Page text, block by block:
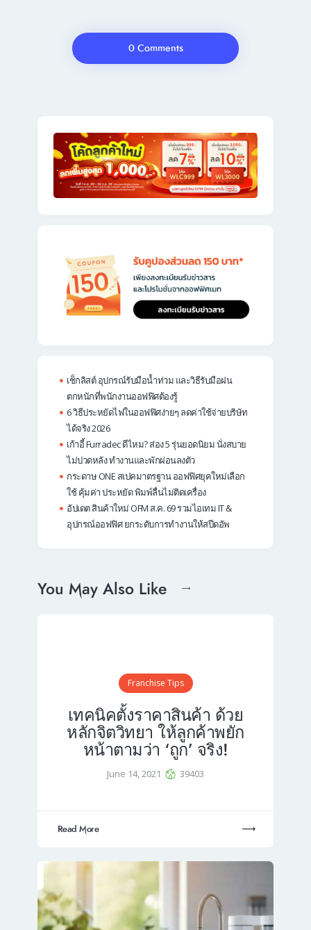
0 Comments
เช็กลิสต์ อุปกรณ์รับมือน้ำท่วม และวิธีรับมือฝน
ตกหนักที่พนักงานออฟฟิศต้องรู้
6 วิธีประหยัดไฟในออฟฟิศง่ายๆ ลดค่าใช้จ่ายบริษัท
ได้จริง 2026
เก้าอี้ Furradec ดีไหม? ส่อง 5 รุ่นยอดนิยม นั่งสบาย
ไม่ปวดหลัง ทำงานและพักผ่อนลงตัว
กระดาษ ONE สเปคมาตรฐาน ออฟฟิศยุคใหม่เลือก
ใช้ คุ้มค่า ประหยัด พิมพ์ลื่นไม่ติดเครื่อง
อัปเดต สินค้าใหม่ OFM ส.ค. 69 รวมไอเทม IT &
อุปกรณ์ออฟฟิศ ยกระดับการทำงานให้สปีดอัพ
You May Also Like
Franchise Tips
เทคนิคตั้งราคาสินค้า ด้วย
หลักจิตวิทยา ให้ลูกค้าพยัก
หน้าตามว่า ‘ถูก’ จริง!
June 14, 2021 39403
Read More